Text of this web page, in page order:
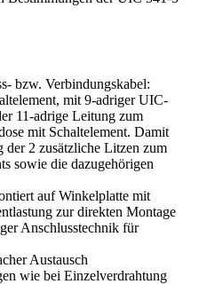
bzw. Verbindungskabel:
mit 9-adrigerUIC-
11-adrige Leitung zum
mit Schaltelement. Damit
der 2 zusätzliche Litzen zum
sowie die dazugehörigen
auf Winkelplatte mit
zur direkten Montage
Anschlusstechnik für
Austausch
wie bei Einzelverdrahtung